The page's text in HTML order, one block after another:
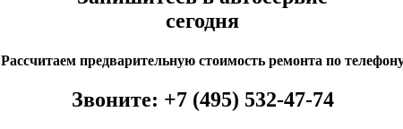
сегодня
Рассчитаем предварительную стоимость ремонта по
Звоните: +7 (495) 532-47-74